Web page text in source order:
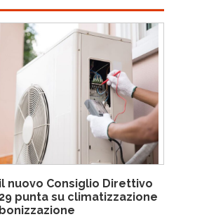
il nuovo Consiglio Direttivo
punta su climatizzazione